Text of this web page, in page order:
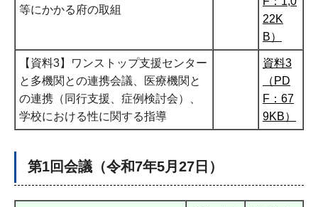
等にかかる府の取組
22K
B）
【資料3】ワンストップ支援センター
と多機関との連携会議、医療機関と
の連携（同行支援、症例検討会）、
学校における性に関する指導
資料3
（PD
F：67
9KB）
第1回会議（令和7年5月27日）